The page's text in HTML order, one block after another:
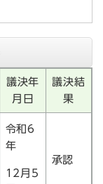
議決年
月日
議決結
果
令和6
年
12月5
承認